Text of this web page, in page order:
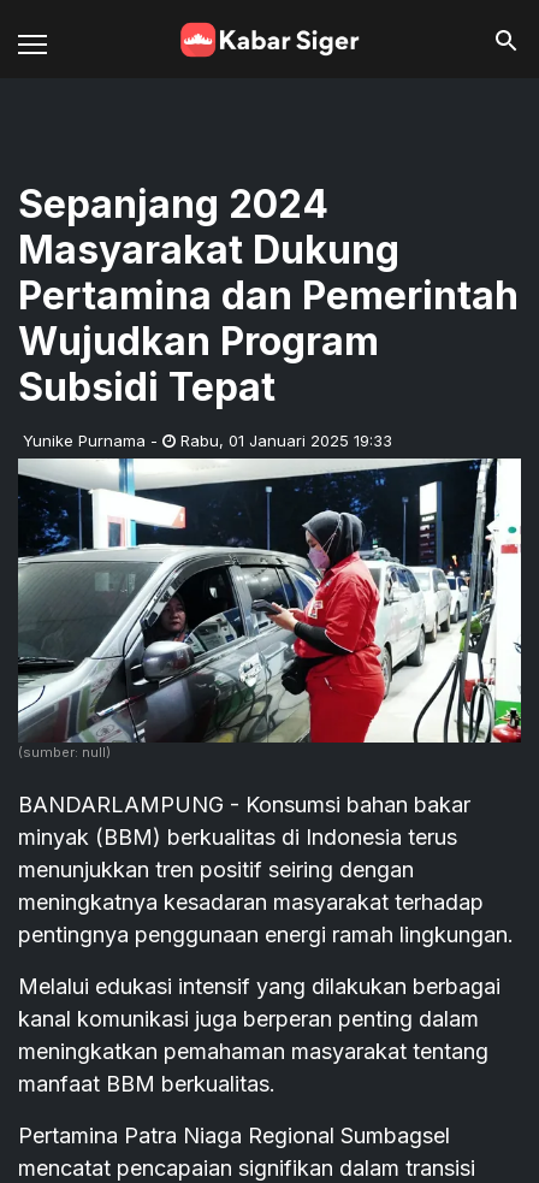
Sepanjang 2024
Masyarakat Dukung
Pertamina dan Pemerintah
Wujudkan Program
Subsidi Tepat
Yunike Purnama - Rabu, 01 Januari 2025 19:33
(sumber: null)
BANDARLAMPUNG - Konsumsi bahan bakar
minyak (BBM) berkualitas di Indonesia terus
menunjukkan tren positif seiring dengan
meningkatnya kesadaran masyarakat terhadap
pentingnya penggunaan energi ramah lingkungan.
Melalui edukasi intensif yang dilakukan berbagai
kanal komunikasi juga berperan penting dalam
meningkatkan pemahaman masyarakat tentang
manfaat BBM berkualitas.
Pertamina Patra Niaga Regional Sumbagsel
mencatat pencapaian signifikan dalam transisi